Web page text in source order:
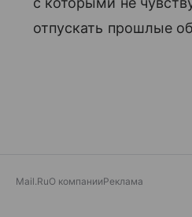
отпускать прошлые
Mail.RuО компанииРеклама